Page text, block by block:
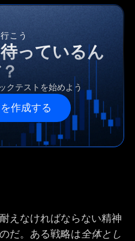
こう
っているん
クテストを始めよう
作成する
えなければならない精神
だ。ある戦略は全体とし